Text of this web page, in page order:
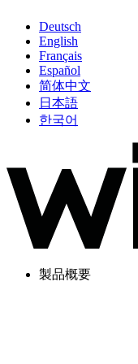
Deutsch
English
Français
Español
简体中文
日本語
한국어
製品概要